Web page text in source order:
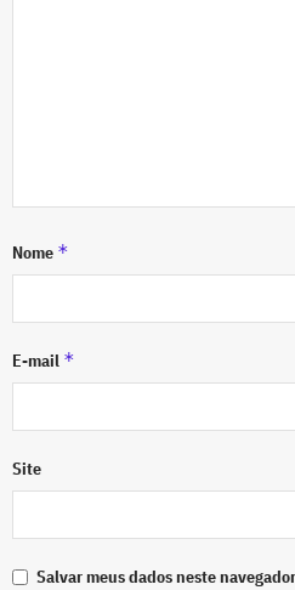
Nome *
E-mail *
Site
Salvar meus dados neste